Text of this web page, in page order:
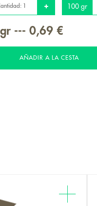
100 gr
gr --- 0,69 €
AÑADIR A LA CESTA